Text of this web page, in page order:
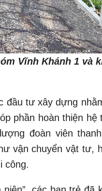
Vĩnh Khánh 1 và
đầu tư xây dựng
phần hoàn thiện hệ
đoàn viên
vận chuyển vật tư,
công.